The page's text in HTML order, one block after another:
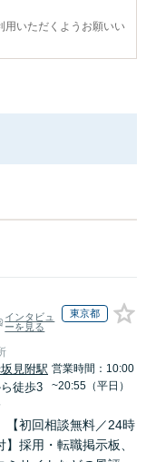
用いただくようお願いい
インタビュ
ーを見る
東京都
見附駅
徒歩3
営業時間：10:00
~20:55（平日）
【初回相談無料／24時
採用・転職掲示板、